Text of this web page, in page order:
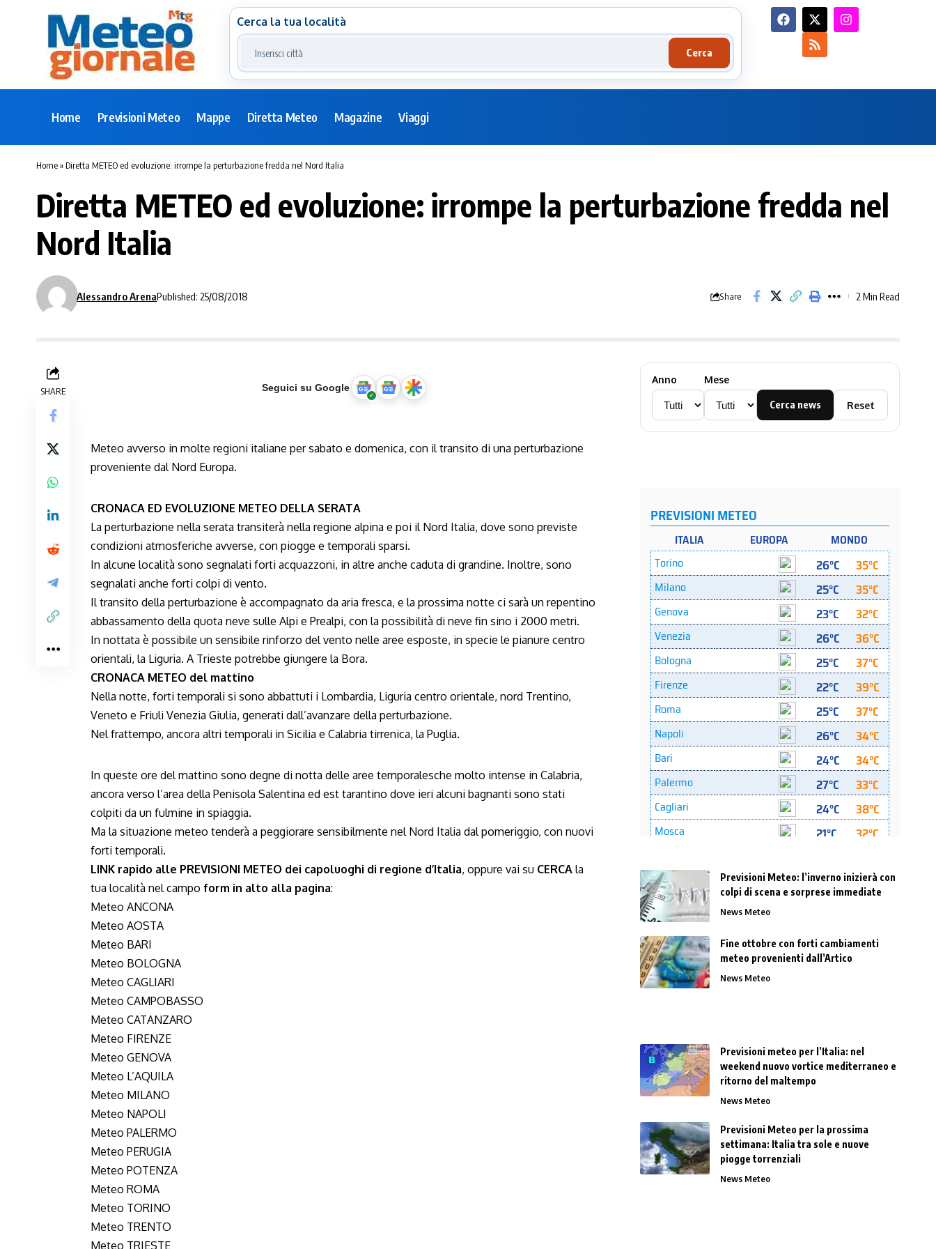
Cerca la tua località
Cerca
Home Previsioni Meteo Mappe Diretta Meteo Magazine Viaggi
Home»Diretta METEO ed evoluzione: irrompe la perturbazione fredda nel Nord Italia
Diretta METEO ed evoluzione: irrompe la perturbazione fredda nel
Nord Italia
Alessandro ArenaPublished: 25/08/2018 Share 2 Min Read
SHARE Seguici su Google
Meteo avverso in molte regioni italiane per sabato e domenica, con il transito di una perturbazione
proveniente dal Nord Europa.
CRONACA ED EVOLUZIONE METEO DELLA SERATA
La perturbazione nella serata transiterà nella regione alpina e poi il Nord Italia, dove sono previste
condizioni atmosferiche avverse, con piogge e temporali sparsi.
In alcune località sono segnalati forti acquazzoni, in altre anche caduta di grandine. Inoltre, sono
segnalati anche forti colpi di vento.
Il transito della perturbazione è accompagnato da aria fresca, e la prossima notte ci sarà un repentino
abbassamento della quota neve sulle Alpi e Prealpi, con la possibilità di neve fin sino i 2000 metri.
In nottata è possibile un sensibile rinforzo del vento nelle aree esposte, in specie le pianure centro
orientali, la Liguria. A Trieste potrebbe giungere la Bora.
CRONACA METEO del mattino
Nella notte, forti temporali si sono abbattuti i Lombardia, Liguria centro orientale, nord Trentino,
Veneto e Friuli Venezia Giulia, generati dall’avanzare della perturbazione.
Nel frattempo, ancora altri temporali in Sicilia e Calabria tirrenica, la Puglia.
In queste ore del mattino sono degne di notta delle aree temporalesche molto intense in Calabria,
ancora verso l’area della Penisola Salentina ed est tarantino dove ieri alcuni bagnanti sono stati
colpiti da un fulmine in spiaggia.
Ma la situazione meteo tenderà a peggiorare sensibilmente nel Nord Italia dal pomeriggio, con nuovi
forti temporali.
LINK rapido alle PREVISIONI METEO dei capoluoghi di regione d’Italia, oppure vai su CERCA la
tua località nel campo form in alto alla pagina:
Meteo ANCONA
Meteo AOSTA
Meteo BARI
Meteo BOLOGNA
Meteo CAGLIARI
Meteo CAMPOBASSO
Meteo CATANZARO
Meteo FIRENZE
Meteo GENOVA
Meteo L’AQUILA
Meteo MILANO
Meteo NAPOLI
Meteo PALERMO
Meteo PERUGIA
Meteo POTENZA
Meteo ROMA
Meteo TORINO
Meteo TRENTO
Meteo TRIESTE
Anno Mese
Cerca news Reset
Previsioni Meteo: l’inverno inizierà con
colpi di scena e sorprese immediate
News Meteo
Fine ottobre con forti cambiamenti
meteo provenienti dall’Artico
News Meteo
Previsioni meteo per l’Italia: nel
weekend nuovo vortice mediterraneo e
ritorno del maltempo
News Meteo
Previsioni Meteo per la prossima
settimana: Italia tra sole e nuove
piogge torrenziali
News Meteo